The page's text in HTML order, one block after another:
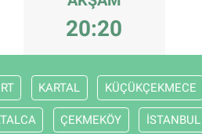
20:20
KARTAL KÜÇÜKÇEKMECE
ÇEKMEKÖY İSTANBUL